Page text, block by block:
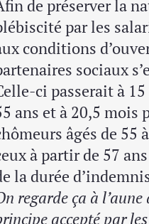
de préserver la
par les
conditions
sociaux
ci passerait à
ans et à 20,5 mois
âgés de 55
à partir de 57
la durée
regarde ça à
accepté par